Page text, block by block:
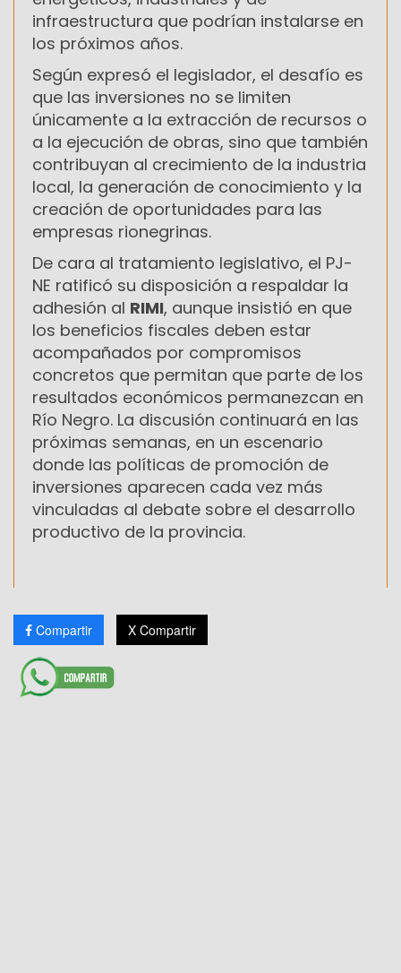
infraestructura que podrían instalarse en
los próximos años.
Según expresó el legislador, el desafío es
que las inversiones no se limiten
únicamente a la extracción de recursos o
a la ejecución de obras, sino que también
contribuyan al crecimiento de la industria
local, la generación de conocimiento y la
creación de oportunidades para las
empresas rionegrinas.
De cara al tratamiento legislativo, el PJ-
NE ratificó su disposición a respaldar la
adhesión al RIMI, aunque insistió en que
los beneficios fiscales deben estar
acompañados por compromisos
concretos que permitan que parte de los
resultados económicos permanezcan en
Río Negro. La discusión continuará en las
próximas semanas, en un escenario
donde las políticas de promoción de
inversiones aparecen cada vez más
vinculadas al debate sobre el desarrollo
productivo de la provincia.
Compartir X Compartir